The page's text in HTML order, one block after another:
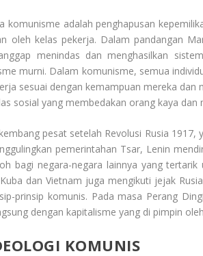
komunisme adalah penghapusan
oleh kelas pekerja. Dalam pandangan
menindas dan menghasilkan
murni. Dalam komunisme, semua
sesuai dengan kemampuan mereka
sosial yang membedakan orang kaya
pesat setelah Revolusi Rusia
pemerintahan Tsar, Lenin
bagi negara-negara lainnya yang
dan Vietnam juga mengikuti jejak
prinsip komunis. Pada masa Perang
dengan kapitalisme yang di pimpin
KOMUNIS